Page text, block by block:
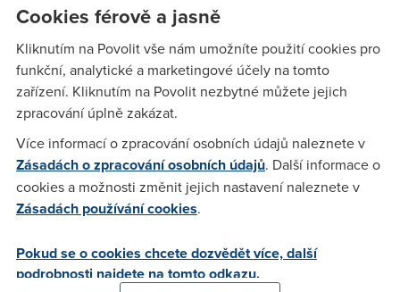
Přesný zájem uživatelů o jednosměrné DCR tedy ukáže až
samotný trh: většina uživatelů totiž o jejich nástupu na trh
ani neví, a ti, kteří vědí, možná spíše počkají na zařízení
umožňující interaktivní služby. Digitalizace evropských
kabelových sítí se bude nadále potýkat velkým rozdílem
mezi cenami předplacených analogových a digitálních
služeb.
Digitální televize pozemní
Digitální televizní vysílání nastupuje: v EU má být DTT
digital terrestrial television) přítomno v 55 miliónech
s TV přijímačem (podle nové zprávyJuniper Research
konce prvního desetiletí má být v deseti nově začleněných
Cookies férově a jasně
Kliknutím na Povolit vše nám umožníte použití cookies pro
funkční, analytické a marketingové účely na tomto
zařízení. Kliknutím na Povolit nezbytné můžete jejich
zpracování úplně zakázat.
Více informací o zpracování osobních údajů naleznete v
Zásadách o zpracování osobních údajů. Další informace o
cookies a možnosti změnit jejich nastavení naleznete v
Zásadách používání cookies.
Pokud se o cookies chcete dozvědět více, další
podrobnosti najdete na tomto odkazu.